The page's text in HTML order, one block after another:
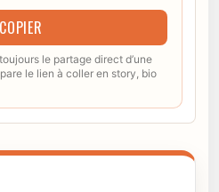
COPIER
le partage direct d’une
le lien à coller en story, bio